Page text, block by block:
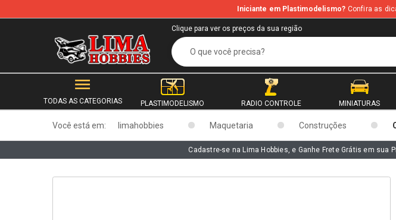
b
Iniciante em Plastimodelismo? Confira as
Clique para ver os preços da sua região
TODAS AS CATEGORIAS PLASTIMODELISMO RADIO CONTROLE MINIATURAS
Você está em: limahobbies Maquetaria Construções
Cadastre-se na Lima Hobbies, e Ganhe Frete Grátis em sua